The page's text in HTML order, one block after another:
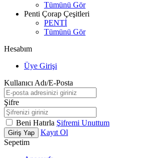
Tümünü Gör
Penti Çorap Çeşitleri
PENTİ
Tümünü Gör
Hesabım
Üye Girişi
Kullanıcı Adı/E-Posta
Şifre
Beni Hatırla Şifremi Unuttum
Giriş Yap
Kayıt Ol
Sepetim